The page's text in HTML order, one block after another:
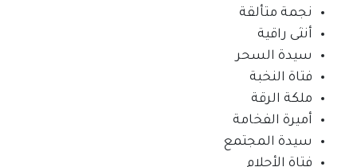
نجمة متألقة
أنثى راقية
سيدة السحر
فتاة النخبة
ملكة الرقة
أميرة الفخامة
سيدة المجتمع
فتاة الأحلام